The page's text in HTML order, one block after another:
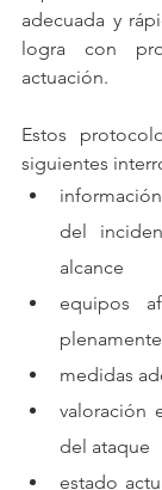
adecuada y
logra con
actuación.
Estos
siguientes
del
alcance
equipos
medidas
valoración
del ataque
estado